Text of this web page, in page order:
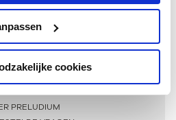
cookies
informatie
PRELUDIUM